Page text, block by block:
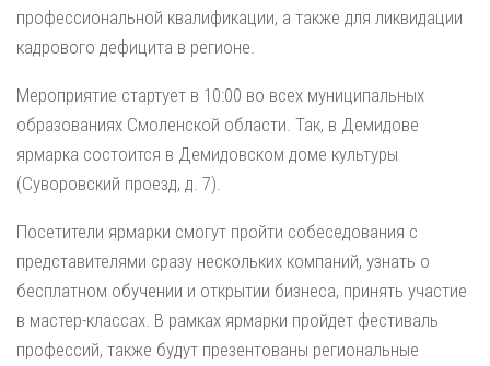
профессиональной квалификации, а также для ликвидации
кадрового дефицита в регионе.
Мероприятие стартует в 10:00 во всех муниципальных
образованиях Смоленской области. Так, в Демидове
ярмарка состоится в Демидовском доме культуры
(Суворовский проезд, д. 7).
Посетители ярмарки смогут пройти собеседования с
представителями сразу нескольких компаний, узнать о
бесплатном обучении и открытии бизнеса, принять участие
в мастер-классах. В рамках ярмарки пройдет фестиваль
профессий, также будут презентованы региональные